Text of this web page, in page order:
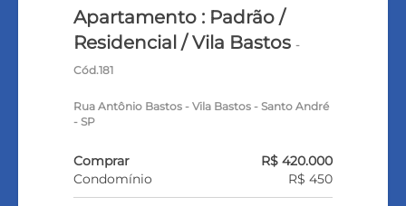
Apartamento : Padrão /
Residencial / Vila Bastos -
Cód.181
Rua Antônio Bastos - Vila Bastos - Santo André
- SP
Comprar
R$ 420.000
Condomínio
R$ 450